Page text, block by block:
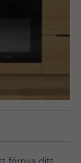
förnya ditt